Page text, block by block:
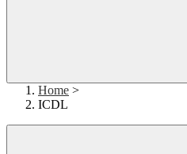
Home >
ICDL